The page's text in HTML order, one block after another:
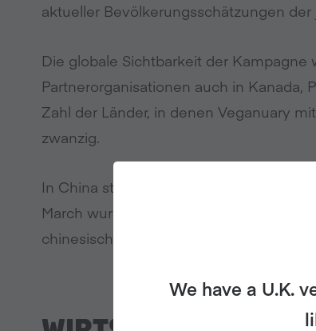
aktueller Bevölkerungsschätzungen der
Die globale Sichtbarkeit der
Partnerorganisationen auch in Kanada,
Zahl der Länder, in denen Veganuary
zwanzig.
In China startet zudem in diesem
March wurde von der China Vegan
chinesischen Kalenders zugeschnitten.
We have a U.K.